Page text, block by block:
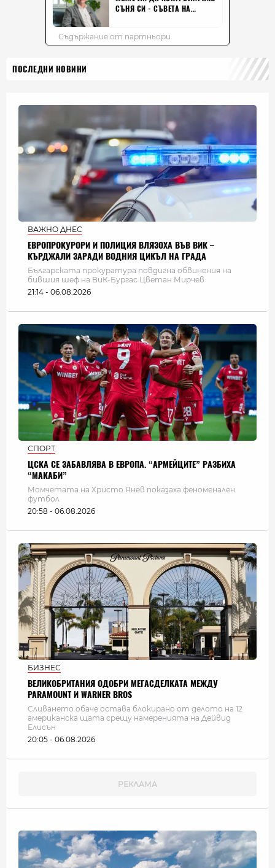
ПОСЛЕДНИ НОВИНИ
ВАЖНО ДНЕС
ЕВРОПРОКУРОРИ И ПОЛИЦИЯ ВЛЯЗОХА ВЪВ ВИК –
КЪРДЖАЛИ ЗАРАДИ ВОДНИЯ ЦИКЪЛ НА ГРАДА
Българската прокуратура повдигна обвинения на
бившия шеф на ВиК-Бургас Цветан Мирчев
21:14 - 06.08.2026
СПОРТ
ЦСКА СЕ ЗАБАВЛЯВА В ЕВРОПА. “АРМЕЙЦИТЕ” РАЗБИХА
“МАКАБИ”
Момчетата на Христо Янев показаха феноменален
футбол
20:58 - 06.08.2026
БИЗНЕС
ВЕЛИКОБРИТАНИЯ ОДОБРИ МЕГАСДЕЛКАТА МЕЖДУ
PARAMOUNT И WARNER BROS
Сливането обаче остава блокирано от делото на 12
американска щата срещу намеренията на Дейвид
Елисън
20:05 - 06.08.2026